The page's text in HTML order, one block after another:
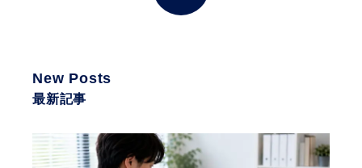
New Posts
最新記事